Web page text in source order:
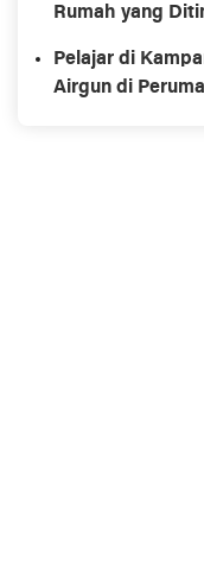
Rumah yang
Pelajar di
Airgun di